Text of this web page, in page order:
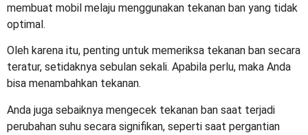
membuat mobil melaju menggunakan tekanan ban yang tidak
optimal.
Oleh karena itu, penting untuk memeriksa tekanan ban secara
teratur, setidaknya sebulan sekali. Apabila perlu, maka Anda
bisa menambahkan tekanan.
Anda juga sebaiknya mengecek tekanan ban saat terjadi
perubahan suhu secara signifikan, seperti saat pergantian